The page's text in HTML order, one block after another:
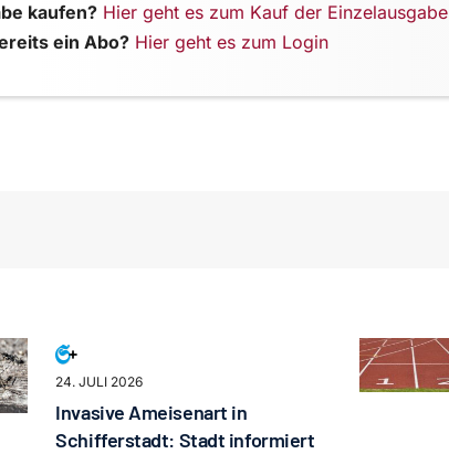
kaufen? Hier geht es zum Kauf der Einzelausgabe
ein Abo? Hier geht es zum Login
24. JULI 2026
Invasive Ameisenart in
Schifferstadt: Stadt informiert